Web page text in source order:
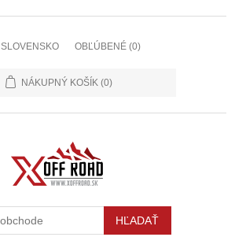
SLOVENSKO OBĽÚBENÉ (0)
NÁKUPNÝ KOŠÍK (0)